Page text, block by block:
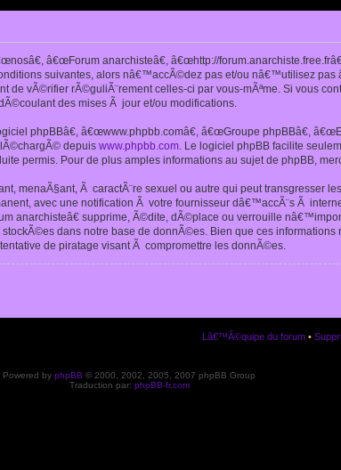
â€œForum anarchisteâ€, â€œhttp://
suivantes, alors nâ€™accÃ©dez pas et/ou nâ€™utilisez
vÃ©rifier rÃ©guliÃ¨rement celles-ci par vous-mÃªme. Si vous
des mises Ã jour et/ou modifications.
phpBBâ€, â€œwww.phpbb.comâ€, â€œGroupe phpBBâ€,
depuis www.phpbb.com. Le logiciel phpBB facilite
permis. Pour de plus amples informations au sujet de phpBB,
menaÃ§ant, Ã caractÃ¨re sexuel ou autre qui peut transgresser
avec une notification Ã votre fournisseur dâ€™accÃ¨s Ã
anarchisteâ€ supprime, Ã©dite, dÃ©place ou verrouille
dans notre base de donnÃ©es. Bien que ces
de piratage visant Ã compromettre les donnÃ©es.
Lâ€™Ã©quipe du forum •
Powered by phpBB © 2000, 2002, 2005, 2007 phpBB Group
Traduction par: phpBB-fr.com